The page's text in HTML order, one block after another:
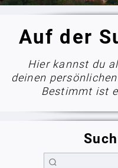
Auf der
Hier kannst du
deinen
Bestimmt ist